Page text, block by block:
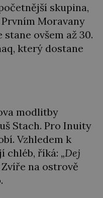
skupina,
Moravany
ovšem až 30.
který dostane
modlitby
Stach. Pro Inuity
Vzhledem k
chléb, říká: „Dej
Zvíře na ostrově